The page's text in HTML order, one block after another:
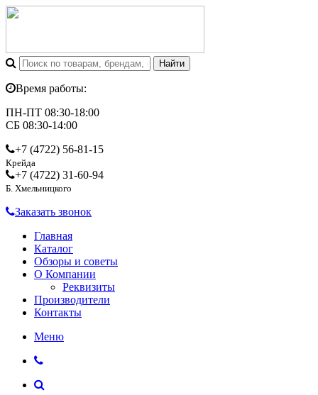
Время работы:
ПН-ПТ 08:30-18:00
СБ 08:30-14:00
+7 (4722) 56-81-15
Крейда
+7 (4722) 31-60-94
Б. Хмельницкого
Заказать звонок
Главная
Каталог
Обзоры и советы
О Компании
Реквизиты
Производители
Контакты
Меню